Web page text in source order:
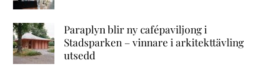
Paraplyn blir ny cafépaviljong i
Stadsparken – vinnare i arkitekttävling
utsedd